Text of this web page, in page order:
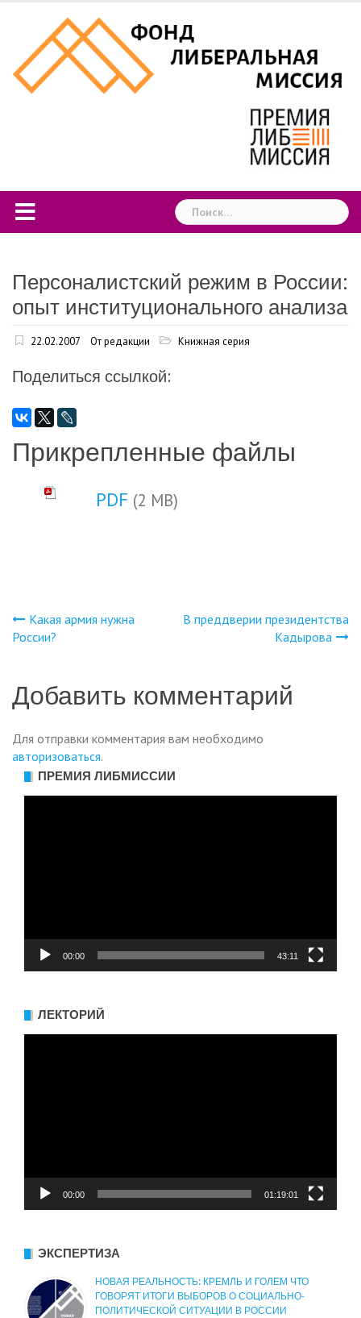
content
Найти:
Персоналистский режим в России:
опыт институционального анализа
22.02.2007 От редакции Книжная серия
Поделиться ссылкой:
Прикрепленные файлы
PDF (2 MB)
Навигация
записям
Какая армия нужна
России?
В преддверии президентства
Кадырова
Добавить комментарий
Для отправки комментария вам необходимо
авторизоваться.
ПРЕМИЯ ЛИБМИССИИ
00:00 43:11
ЛЕКТОРИЙ
00:00 01:19:01
ЭКСПЕРТИЗА
НОВАЯ РЕАЛЬНОСТЬ: КРЕМЛЬ И ГОЛЕМ ЧТО
ГОВОРЯТ ИТОГИ ВЫБОРОВ О СОЦИАЛЬНО-
ПОЛИТИЧЕСКОЙ СИТУАЦИИ В РОССИИ